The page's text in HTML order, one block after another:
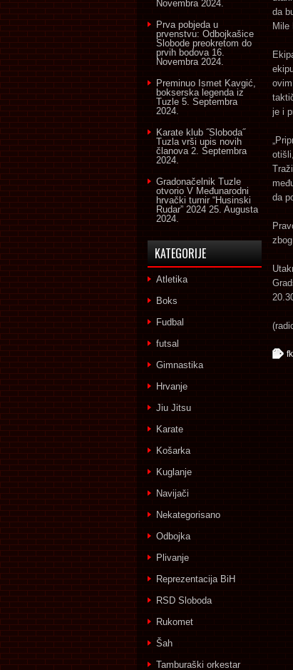
da
Mile
je i
da
Novembra 2024.
Prva pobjeda u
prvenstvu: Odbojkašice
Slobode preokretom do
prvih bodova 16.
Novembra 2024.
Preminuo Ismet Kavgić,
bokserska legenda iz
Tuzle 5. Septembra
2024.
Karate klub ˝Sloboda˝
Tuzla vrši upis novih
članova 2. Septembra
2024.
Gradonačelnik Tuzle
otvorio V Međunarodni
hrvački turnir “Husinski
Rudar” 2024 25. Augusta
2024.
KATEGORIJE
Atletika
Boks
Fudbal
futsal
Gimnastika
Hrvanje
Jiu Jitsu
Karate
Košarka
Kuglanje
Navijači
Nekategorisano
Odbojka
Plivanje
Reprezentacija BiH
RSD Sloboda
Rukomet
Šah
Tamburaški orkestar